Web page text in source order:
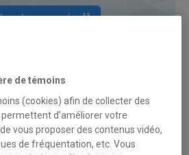
avancée
SOR JUANA INÉS
de témoins
(cookies) afin de collecter des
d’améliorer votre
vous proposer des contenus vidéo,
de fréquentation, etc. Vous